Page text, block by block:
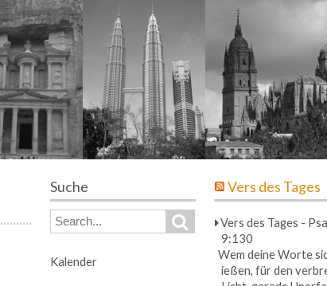
Suche
e
rKalender
Vers des Tages
Vers des Tages -
9:130
Wem deine Worte
ießen, für den